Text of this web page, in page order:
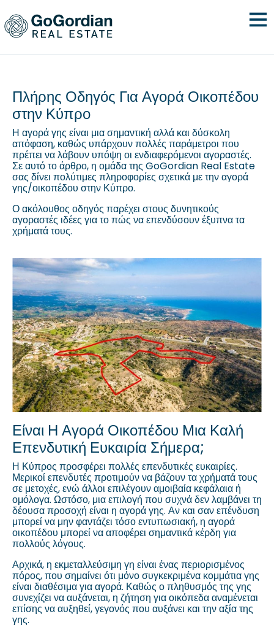
Πλήρης Οδηγός Για Αγορά Οικοπέδου
στην Κύπρο
Η αγορά γης είναι μια σημαντική αλλά και δύσκολη
απόφαση, καθώς υπάρχουν πολλές παράμετροι που
πρέπει να λάβουν υπόψη οι ενδιαφερόμενοι αγοραστές.
Σε αυτό το άρθρο, η ομάδα της GoGordian Real Estate
σας δίνει πολύτιμες πληροφορίες σχετικά με την αγορά
γης/οικοπέδου στην Κύπρο.
Ο ακόλουθος οδηγός παρέχει στους δυνητικούς
αγοραστές ιδέες για το πώς να επενδύσουν έξυπνα τα
χρήματά τους.
Είναι Η Αγορά Οικοπέδου Μια Καλή
Επενδυτική Ευκαιρία Σήμερα;
Η Κύπρος προσφέρει πολλές επενδυτικές ευκαιρίες.
Μερικοί επενδυτές προτιμούν να βάζουν τα χρήματά τους
σε μετοχές, ενώ άλλοι επιλέγουν αμοιβαία κεφάλαια ή
ομόλογα. Ωστόσο, μια επιλογή που συχνά δεν λαμβάνει τη
δέουσα προσοχή είναι η αγορά γης. Αν και σαν επένδυση
μπορεί να μην φαντάζει τόσο εντυπωσιακή, η αγορά
οικοπέδου μπορεί να αποφέρει σημαντικά κέρδη για
πολλούς λόγους.
Αρχικά, η εκμεταλλεύσιμη γη είναι ένας περιορισμένος
πόρος, που σημαίνει ότι μόνο συγκεκριμένα κομμάτια γης
είναι διαθέσιμα για αγορά. Καθώς ο πληθυσμός της γης
συνεχίζει να αυξάνεται, η ζήτηση για οικόπεδα αναμένεται
επίσης να αυξηθεί, γεγονός που αυξάνει και την αξία της
γης.